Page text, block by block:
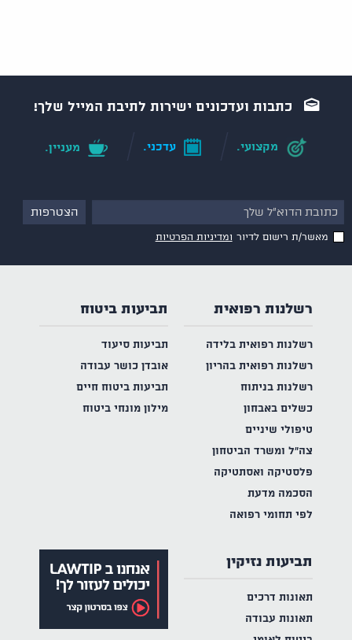
כתבות ועדכונים ישירות לתיבת המייל שלך!
מקצועי. עדכני. מעניין.
מאשר/ת רישום לדיור ומדיניות הפרטיות
רשלנות רפואית
רשלנות רפואית בלידה
רשלנות רפואית בהריון
רשלנות בניתוח
כשלים באבחון
טיפולי שיניים
צה"ל ומשרד הביטחון
פלסטיקה ואסתטיקה
הסכמה מדעת
לפי תחומי רפואה
תביעות ביטוח
תביעות סיעוד
אובדן כושר עבודה
תביעות ביטוח חיים
מילון מונחי ביטוח
תביעות נזיקין
תאונות דרכים
תאונות עבודה